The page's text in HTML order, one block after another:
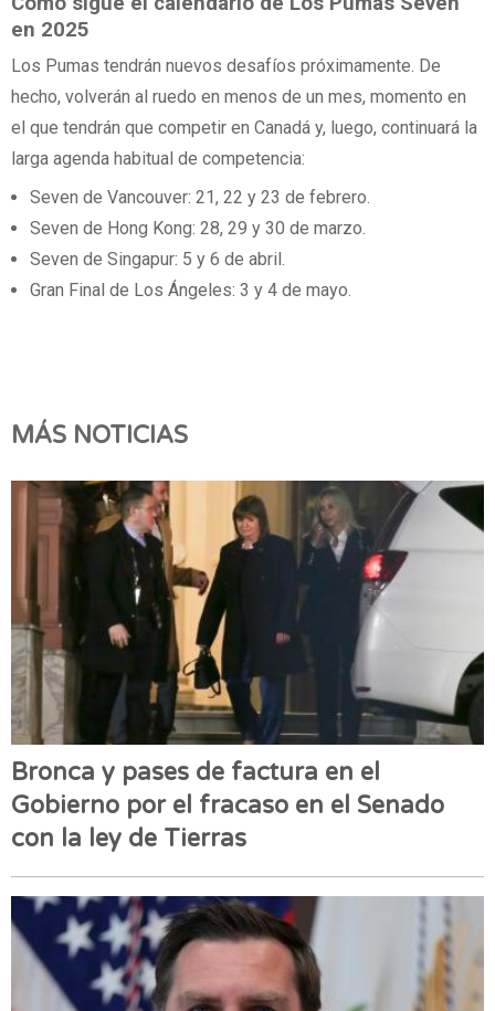
en 2025
Los Pumas tendrán nuevos desafíos próximamente. De
hecho, volverán al ruedo en menos de un mes, momento en
el que tendrán que competir en Canadá y, luego, continuará la
larga agenda habitual de competencia:
Seven de Vancouver: 21, 22 y 23 de febrero.
Seven de Hong Kong: 28, 29 y 30 de marzo.
Seven de Singapur: 5 y 6 de abril.
Gran Final de Los Ángeles: 3 y 4 de mayo.
MÁS NOTICIAS
Bronca y pases de factura en el
Gobierno por el fracaso en el Senado
con la ley de Tierras